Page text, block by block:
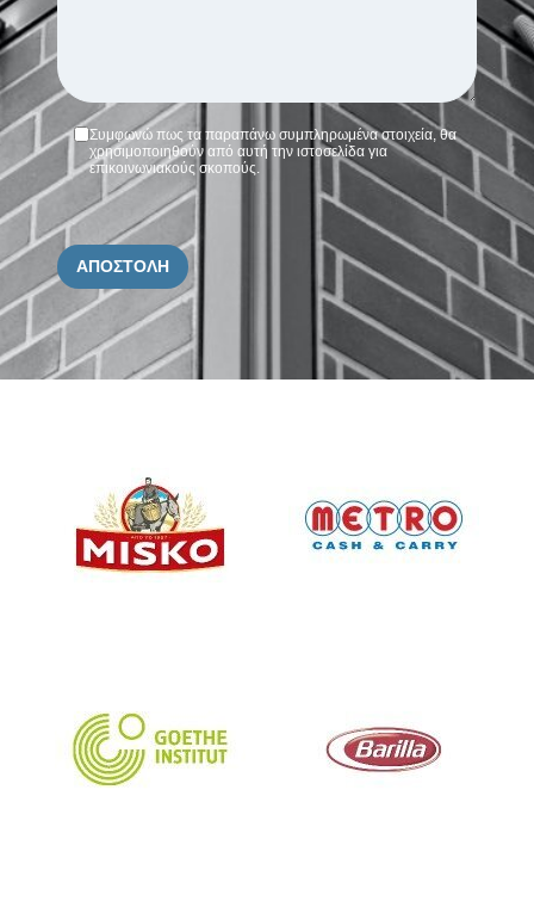
Συμφωνώ πως τα παραπάνω συμπληρωμένα στοιχεία, θα
χρησιμοποιηθούν από αυτή την ιστοσελίδα για
επικοινωνιακούς σκοπούς.